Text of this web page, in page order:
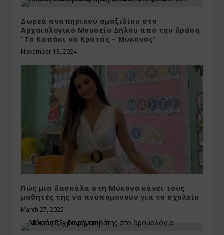
Δωρεά αναπηρικού αμαξιδίου στο
Αρχαιολογικό Μουσείο Δήλου από την δράση
“Το Καπάκι να Κρατάς – Μύκονος”
November 13, 2024
Πώς μια δασκάλα στη Μύκονο κάνει τους
μαθητές της να ανυπομονούν για το σχολείο
March 27, 2025